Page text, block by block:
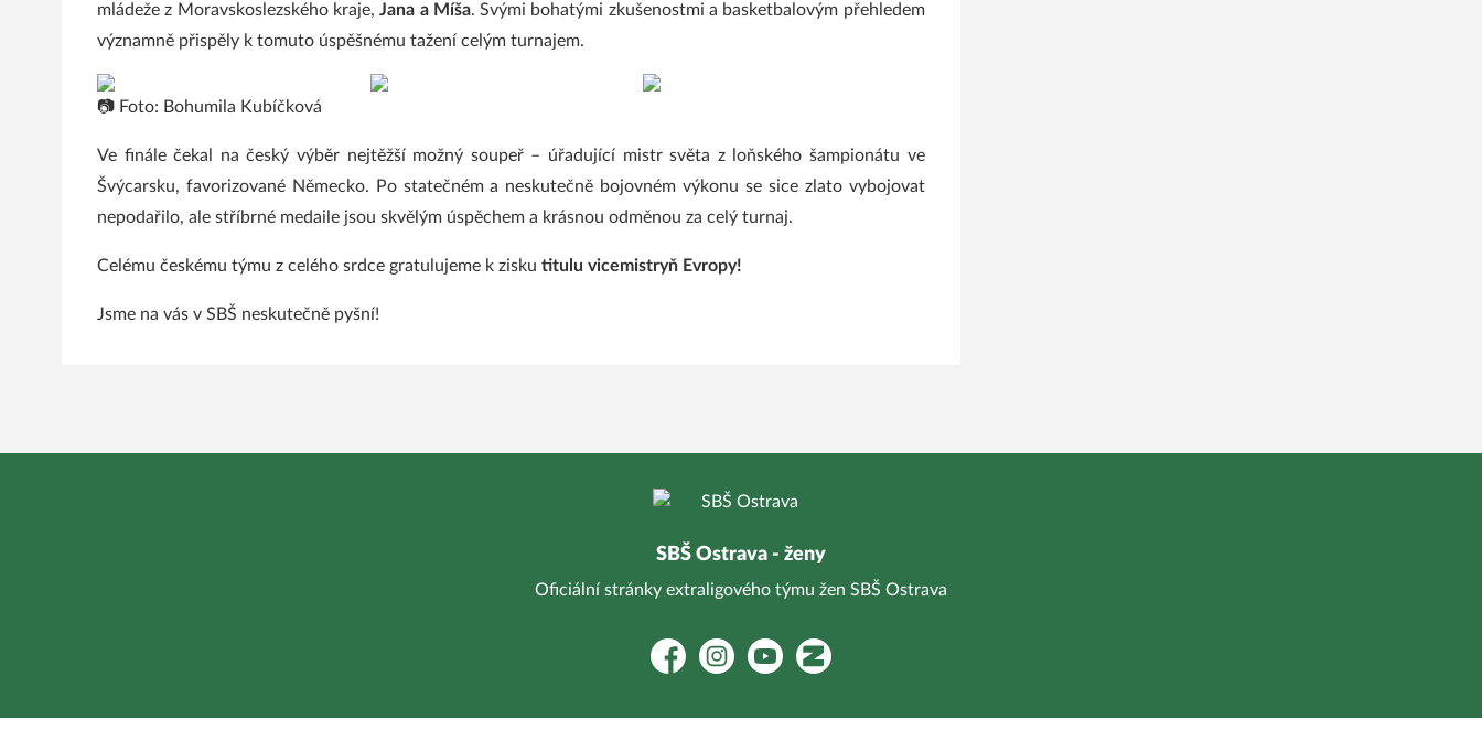
mládeže z Moravskoslezského kraje,Jana a Míša. Svými bohatými zkušenostmi a basketbalovým přehledem
významně přispěly k tomuto úspěšnému tažení celým turnajem.
📷 Foto: Bohumila Kubíčková
Ve finále čekal na český výběr nejtěžší možný soupeř – úřadující mistr světa z loňského šampionátu ve
Švýcarsku, favorizované Německo. Po statečném a neskutečně bojovném výkonu se sice zlato vybojovat
nepodařilo, ale stříbrné medaile jsou skvělým úspěchem a krásnou odměnou za celý turnaj.
Celému českému týmu z celého srdce gratulujeme k zisku titulu vicemistryň Evropy!
Jsme na vás v SBŠ neskutečně pyšní!
SBŠ Ostrava - ženy
Oficiální stránky extraligového týmu žen SBŠ Ostrava
FacebookInstagramYouTubeZonerama